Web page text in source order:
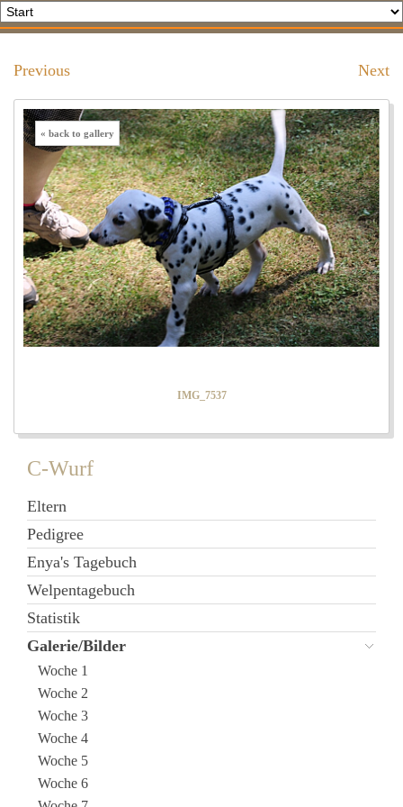
Previous Next
« back to gallery
IMG_7537
C-Wurf
Eltern
Pedigree
Enya's Tagebuch
Welpentagebuch
Statistik
Galerie/Bilder
Woche 1
Woche 2
Woche 3
Woche 4
Woche 5
Woche 6